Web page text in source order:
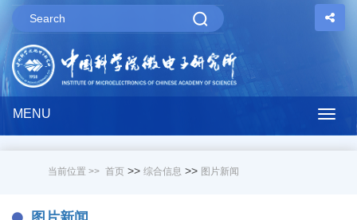
MENU
当前位置 >> 首页 >> 综合信息 >> 图片新闻